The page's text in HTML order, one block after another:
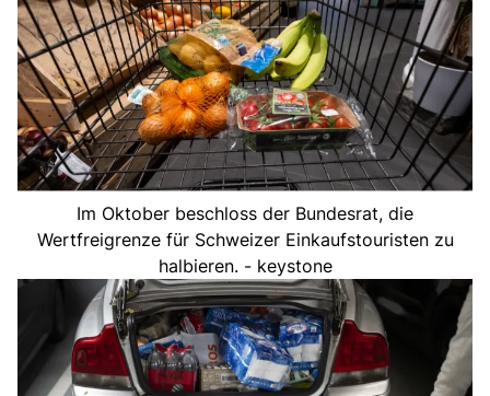
Im Oktober beschloss der Bundesrat, die
Wertfreigrenze für Schweizer Einkaufstouristen zu
halbieren. - keystone